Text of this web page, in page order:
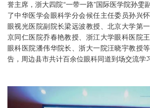
誉主席，浙大四院“一带一路”国际医学院孙雯
了中华医学会眼科学分会候任主任委员孙兴
眼视光医院副院长梁远波教授、北京大学第
京同仁医院乔春艳教授、浙江大学眼科医院
眼科医院潘伟华院长、浙大一院汪晓宇教授
告，周边县市共计百余位眼科同道到场交流学